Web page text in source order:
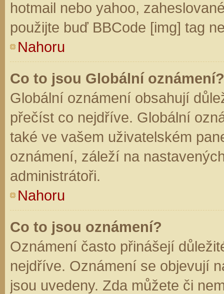
hotmail nebo yahoo,
použijte buď BBCode [img] tag
Nahoru
Co to jsou Globální oznámení?
Globální oznámení obsahují
přečíst co nejdříve. Globální
také ve vašem uživatelském
oznámení, záleží na
administrátoři.
Nahoru
Co to jsou oznámení?
Oznámení často přinášejí
nejdříve. Oznámení se objevují
jsou uvedeny. Zda můžete či